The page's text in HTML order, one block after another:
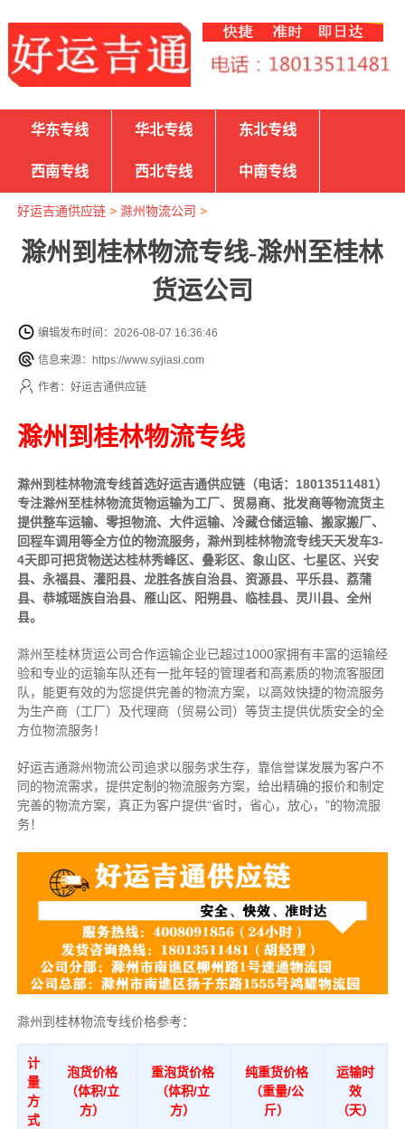
华东专线 华北专线 东北专线
西南专线 西北专线 中南专线
好运吉通供应链> 滁州物流公司 >
滁州到桂林物流专线-滁州至桂林
货运公司
编辑发布时间：2026-08-07 16:36:46
信息来源：https://www.syjiasi.com
作者：好运吉通供应链
滁州到桂林物流专线
滁州到桂林物流专线首选好运吉通供应链（电话：18013511481）
专注滁州至桂林物流货物运输为工厂、贸易商、批发商等物流货主
提供整车运输、零担物流、大件运输、冷藏仓储运输、搬家搬厂、
回程车调用等全方位的物流服务，滁州到桂林物流专线天天发车3-
4天即可把货物送达桂林秀峰区、叠彩区、象山区、七星区、兴安
县、永福县、灌阳县、龙胜各族自治县、资源县、平乐县、荔蒲
县、恭城瑶族自治县、雁山区、阳朔县、临桂县、灵川县、全州
县。
滁州至桂林货运公司合作运输企业已超过1000家拥有丰富的运输经
验和专业的运输车队还有一批年轻的管理者和高素质的物流客服团
队，能更有效的为您提供完善的物流方案，以高效快捷的物流服务
为生产商（工厂）及代理商（贸易公司）等货主提供优质安全的全
方位物流服务！
好运吉通滁州物流公司追求以服务求生存，靠信誉谋发展为客户不
同的物流需求，提供定制的物流服务方案，给出精确的报价和制定
完善的物流方案，真正为客户提供“省时，省心，放心，”的物流服
务！
滁州到桂林物流专线价格参考：
计
量
方
式
泡货价格
（体积/立
方）
重泡货价格
（体积/立
方）
纯重货价格
（重量/公
斤）
运输时
效
（天）